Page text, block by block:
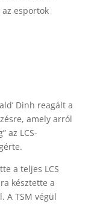
Dinh reagált a
amely arról
az LCS-
a teljes LCS
késztette a
A TSM végül